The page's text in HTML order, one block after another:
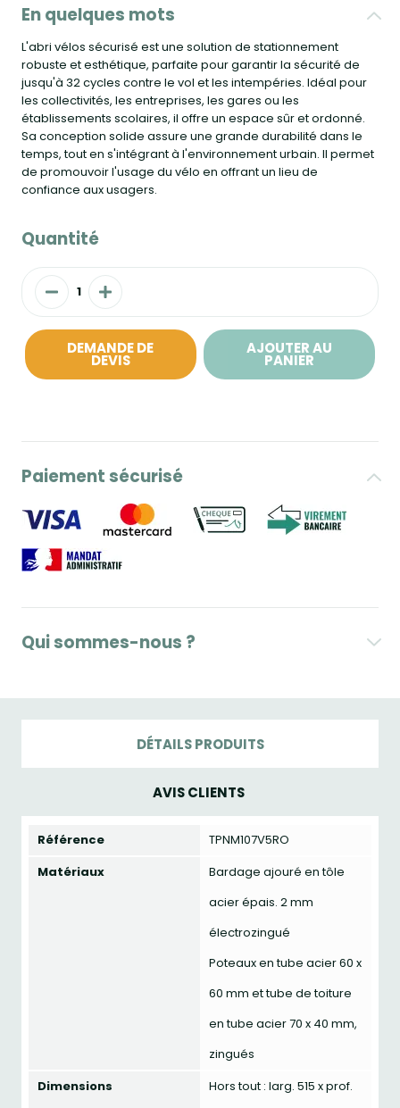
En quelques mots
L'abri vélos sécurisé est une solution de stationnement
robuste et esthétique, parfaite pour garantir la sécurité de
jusqu'à 32 cycles contre le vol et les intempéries. Idéal pour
les collectivités, les entreprises, les gares ou les
établissements scolaires, il offre un espace sûr et ordonné.
Sa conception solide assure une grande durabilité dans le
temps, tout en s'intégrant à l'environnement urbain. Il permet
de promouvoir l'usage du vélo en offrant un lieu de
confiance aux usagers.
Quantité
DEMANDE DE
DEVIS
AJOUTER AU
PANIER
Paiement sécurisé
Qui sommes-nous ?
DÉTAILS PRODUITS
AVIS CLIENTS
Référence
TPNM107V5RO
Matériaux
Bardage ajouré en tôle
acier épais. 2 mm
électrozingué
Poteaux en tube acier 60 x
60 mm et tube de toiture
en tube acier 70 x 40 mm,
zingués
Dimensions
Hors tout : larg. 515 x prof.